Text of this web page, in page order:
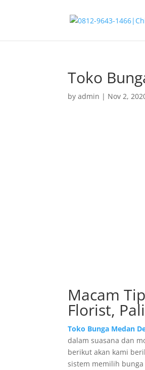
Toko
byadmin | Nov 2,
Macam
Florist,
Toko Bunga Medan
dalam suasana dan
berikut akan kami
sistem memilih